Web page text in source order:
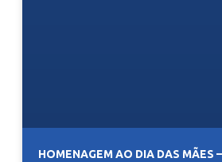
HOMENAGEM AO DIA DAS MÃES